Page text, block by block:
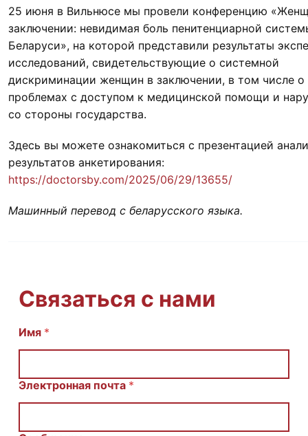
25 июня в Вильнюсе мы провели конференцию
заключении: невидимая боль пенитенциарной
Беларуси», на которой представили результаты
исследований, свидетельствующие о системной
дискриминации женщин в заключении, в том числе о
проблемах с доступом к медицинской помощи и
со стороны государства.
Здесь вы можете ознакомиться с презентацией
результатов анкетирования:
https://doctorsby.com/2025/06/29/13655/
Машинный перевод с беларусского языка.
Связаться с нами
И
m
Имя *
Электронная почта *